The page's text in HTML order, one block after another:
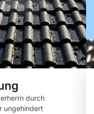
durch
ungehindert